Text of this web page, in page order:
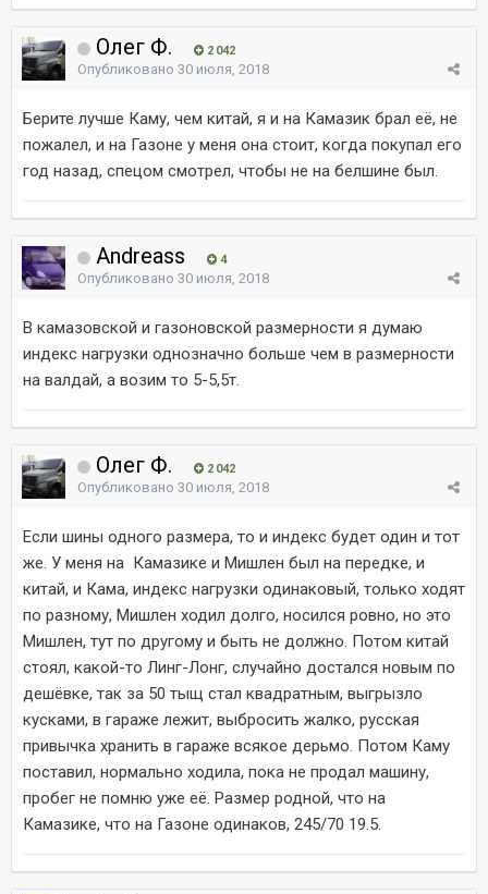
Олег Ф. 2 042
Опубликовано 30 июля, 2018
Берите лучше Каму, чем китай, я и на Камазик брал её, не
пожалел, и на Газоне у меня она стоит, когда покупал его
год назад, спецом смотрел, чтобы не на белшине был.
Andreass 4
Опубликовано 30 июля, 2018
В камазовской и газоновской размерности я думаю
индекс нагрузки однозначно больше чем в размерности
на валдай, а возим то 5-5,5т.
Олег Ф. 2 042
Опубликовано 30 июля, 2018
Если шины одного размера, то и индекс будет один и тот
же. У меня на Камазике и Мишлен был на передке, и
китай, и Кама, индекс нагрузки одинаковый, только ходят
по разному, Мишлен ходил долго, носился ровно, но это
Мишлен, тут по другому и быть не должно. Потом китай
стоял, какой-то Линг-Лонг, случайно достался новым по
дешёвке, так за 50 тыщ стал квадратным, выгрызло
кусками, в гараже лежит, выбросить жалко, русская
привычка хранить в гараже всякое дерьмо. Потом Каму
поставил, нормально ходила, пока не продал машину,
пробег не помню уже её. Размер родной, что на
Камазике, что на Газоне одинаков, 245/70 19.5.